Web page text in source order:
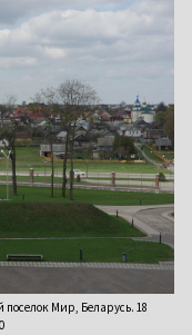
Мир, Беларусь. 18